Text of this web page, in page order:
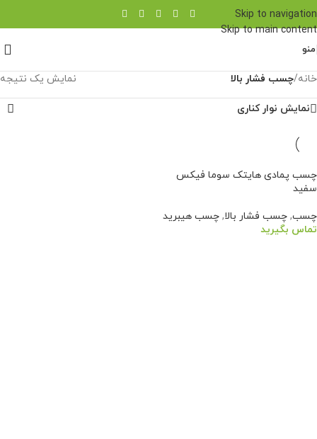
Skip to navigation
Skip to main content
منو
خانه/چسب فشار بالا نمایش یک نتیجه
نمایش نوار کناری
چسب پمادی هایتک سوما فیکس
سفید
چسب, چسب فشار بالا, چسب هیبرید
تماس بگیرید